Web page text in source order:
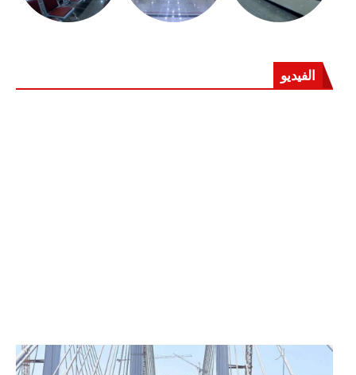
الفيديو
الرئيس عبد الفتاح السيسي يفتتح محور روض الفرج